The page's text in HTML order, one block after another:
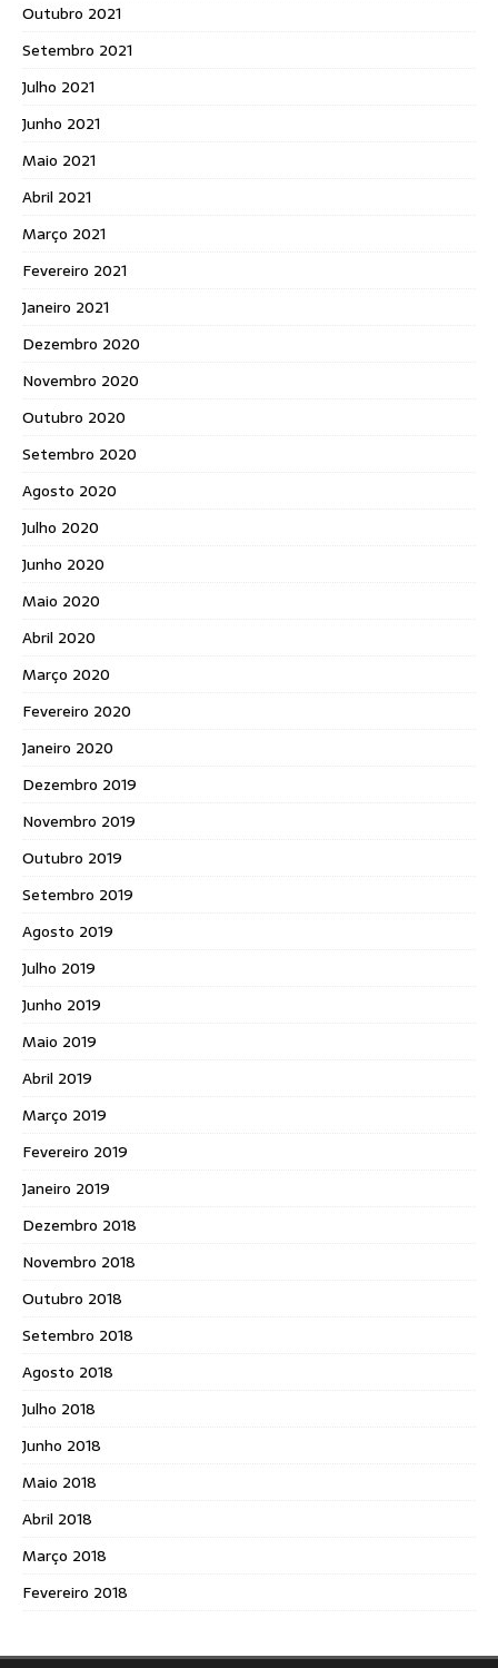
Outubro 2021
Setembro 2021
Julho 2021
Junho 2021
Maio 2021
Abril 2021
Março 2021
Fevereiro 2021
Janeiro 2021
Dezembro 2020
Novembro 2020
Outubro 2020
Setembro 2020
Agosto 2020
Julho 2020
Junho 2020
Maio 2020
Abril 2020
Março 2020
Fevereiro 2020
Janeiro 2020
Dezembro 2019
Novembro 2019
Outubro 2019
Setembro 2019
Agosto 2019
Julho 2019
Junho 2019
Maio 2019
Abril 2019
Março 2019
Fevereiro 2019
Janeiro 2019
Dezembro 2018
Novembro 2018
Outubro 2018
Setembro 2018
Agosto 2018
Julho 2018
Junho 2018
Maio 2018
Abril 2018
Março 2018
Fevereiro 2018